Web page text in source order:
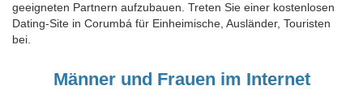
geeigneten Partnern aufzubauen. Treten Sie einer kostenlosen
Dating-Site in Corumbá für Einheimische, Ausländer, Touristen
bei.
Männer und Frauen im Internet